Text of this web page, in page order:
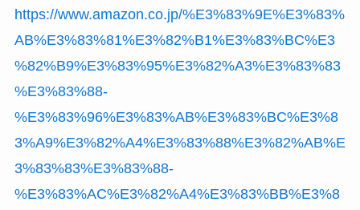
https://www.amazon.co.jp/%E3%83%9E%E3%83%
AB%E3%83%81%E3%82%B1%E3%83%BC%E3
%82%B9%E3%83%95%E3%82%A3%E3%83%83
%E3%83%88-
%E3%83%96%E3%83%AB%E3%83%BC%E3%8
3%A9%E3%82%A4%E3%83%88%E3%82%AB%E
3%83%83%E3%83%88-
%E3%83%AC%E3%82%A4%E3%83%BB%E3%8